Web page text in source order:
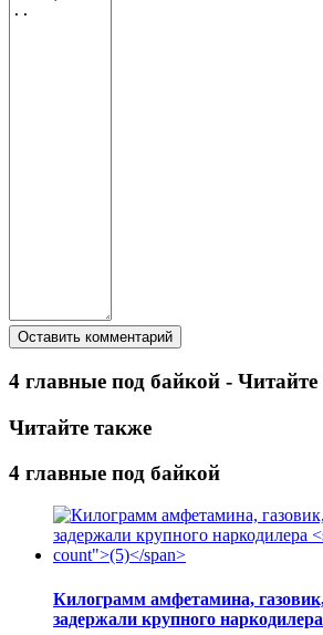
4 главные под байкой - Читайте
Читайте также
4 главные под байкой
Килограмм амфетамина,
задержали крупного наркодилера